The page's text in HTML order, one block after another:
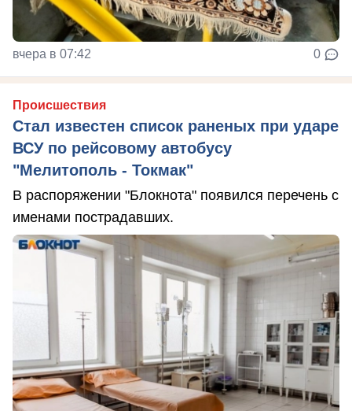
вчера в 07:42 0
Происшествия
Стал известен список раненых при ударе
ВСУ по рейсовому автобусу
"Мелитополь - Токмак"
В распоряжении "Блокнота" появился перечень с
именами пострадавших.